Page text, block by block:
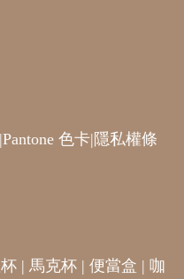
|Pantone 色卡| 隱私權條
| 馬克杯 | 便當盒 | 咖